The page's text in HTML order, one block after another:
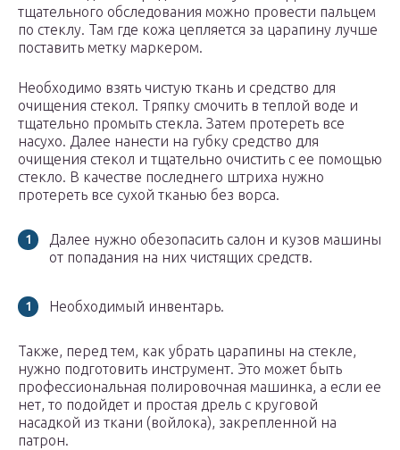
тщательного обследования можно провести пальцем
по стеклу. Там где кожа цепляется за царапину лучше
поставить метку маркером.
Необходимо взять чистую ткань и средство для
очищения стекол. Тряпку смочить в теплой воде и
тщательно промыть стекла. Затем протереть все
насухо. Далее нанести на губку средство для
очищения стекол и тщательно очистить с ее помощью
стекло. В качестве последнего штриха нужно
протереть все сухой тканью без ворса.
Далее нужно обезопасить салон и кузов машины
от попадания на них чистящих средств.
Необходимый инвентарь.
Также, перед тем, как убрать царапины на стекле,
нужно подготовить инструмент. Это может быть
профессиональная полировочная машинка, а если ее
нет, то подойдет и простая дрель с круговой
насадкой из ткани (войлока), закрепленной на
патрон.